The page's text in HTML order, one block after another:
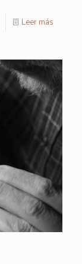
Leer más